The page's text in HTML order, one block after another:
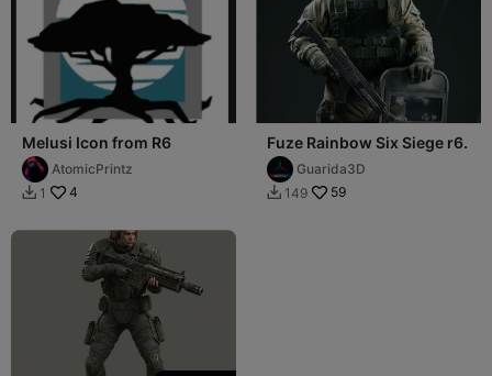
Melusi Icon from R6
AtomicPrintz
 1 4
Fuze Rainbow Six Siege r6.
Guarida3D
 149 59